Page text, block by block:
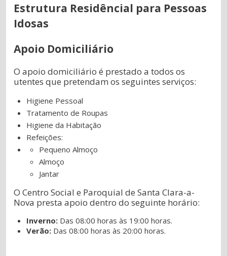
Estrutura Residêncial para Pessoas
Idosas
Apoio Domiciliário
O apoio domiciliário é prestado a todos os
utentes que pretendam os seguintes serviços:
Higiene Pessoal
Tratamento de Roupas
Higiene da Habitação
Refeições:
Pequeno Almoço
Almoço
Jantar
O Centro Social e Paroquial de Santa Clara-a-
Nova presta apoio dentro do seguinte horário:
Inverno: Das 08:00 horas às 19:00 horas.
Verão: Das 08:00 horas às 20:00 horas.